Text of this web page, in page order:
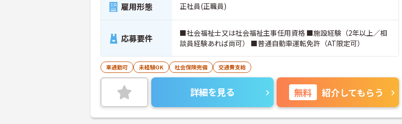
雇用形態 正社員(正職員)
応募要件
■社会福祉士又は社会福祉主事任用資格 ■施設経験（2年以上／相
談員経験あれば尚可） ■普通自動車運転免許（AT限定可）
車通勤可 未経験OK 社会保険完備 交通費支給
詳細を見る 無料 紹介してもらう